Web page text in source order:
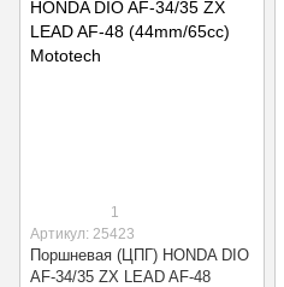
1
Артикул: 25423
Поршневая (ЦПГ) HONDA DIO
AF-34/35 ZX LEAD AF-48